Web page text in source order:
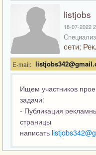
listjobs
18-07-2022
сети;
E-mail:
Ищем участников
задачи:
- Публикация
страницы
написать listjobs342@